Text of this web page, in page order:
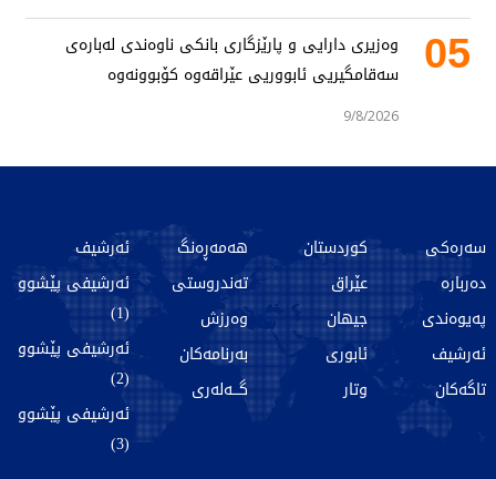
05
وەزیری دارایی و پارێزگاری بانکی ناوەندی لەبارەی
سەقامگیریی ئابووریی عێراقەوە کۆبوونەوە
9/8/2026
سەرەکی
دەربارە
پەیوەندی
ئەرشیف
تاگەکان
کوردستان
عێراق
جیهان
ئابوری
وتار
هەمەڕەنگ
تەندروستی
وەرزش
بەرنامەکان
گـــەلەری
ئەرشیف
ئەرشیفی پێشوو
(1)
ئەرشیفی پێشوو
(2)
ئەرشیفی پێشوو
(3)